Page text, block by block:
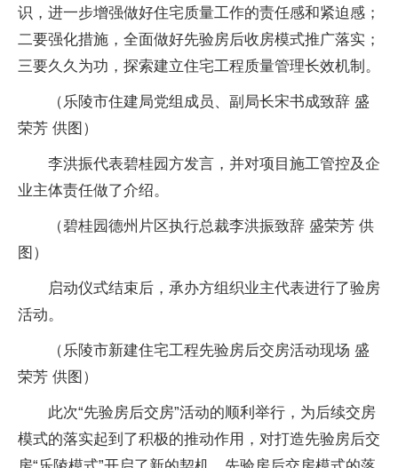
识，进一步增强做好住宅质量工作的责任感和紧迫感；
二要强化措施，全面做好先验房后收房模式推广落实；
三要久久为功，探索建立住宅工程质量管理长效机制。
（乐陵市住建局党组成员、副局长宋书成致辞 盛
荣芳 供图）
李洪振代表碧桂园方发言，并对项目施工管控及企
业主体责任做了介绍。
（碧桂园德州片区执行总裁李洪振致辞 盛荣芳 供
图）
启动仪式结束后，承办方组织业主代表进行了验房
活动。
（乐陵市新建住宅工程先验房后交房活动现场 盛
荣芳 供图）
此次“先验房后交房”活动的顺利举行，为后续交房
模式的落实起到了积极的推动作用，对打造先验房后交